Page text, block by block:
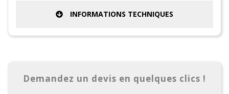
INFORMATIONS TECHNIQUES
Demandez un devis en quelques clics !